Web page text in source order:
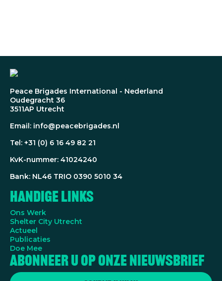
Peace Brigades International - Nederland
Oudegracht 36
3511AP Utrecht
Email: info@peacebrigades.nl
Tel: +31 (0) 6 16 49 82 21
KvK-nummer: 41024240
Bank: NL46 TRIO 0390 5010 34
Handige Links
Ons Werk
Shelter City Utrecht
Actueel
Publicaties
Doe Mee
Abonneer u op onze nieuwsbrief